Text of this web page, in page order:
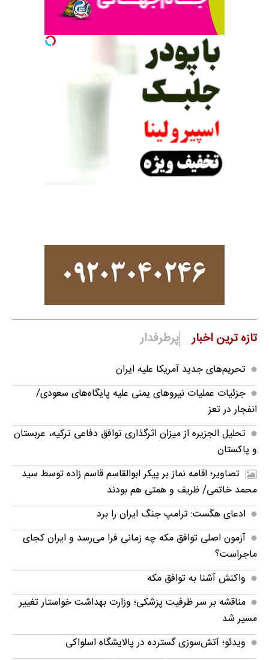
تازه ترین اخبار پرطرفدار
تحریم‌های جدید آمریکا علیه ایران
جزئیات عملیات نیروهای یمنی علیه پایگاه‌های سعودی/
انفجار در تعز
تحلیل الجزیره از میزان اثرگذاری توافق دفاعی ترکیه، عربستان
و پاکستان
تصاویر؛ اقامه نماز بر پیکر ابوالقاسم قاسم زاده توسط سید
محمد خاتمی/ ظریف و همتی هم بودند
ادعای هگست: ترامپ جنگ ایران را برد
آزمون اصلی توافق مکه چه زمانی فرا می‌رسد و ایران کجای
ماجراست؟
واکنش آشنا به توافق مکه
مناقشه بر سر ظرفیت پزشکی؛ وزارت بهداشت خواستار تغییر
مسیر شد
ویدئو؛ آتش‌سوزی گسترده در پالایشگاه اسلواکی